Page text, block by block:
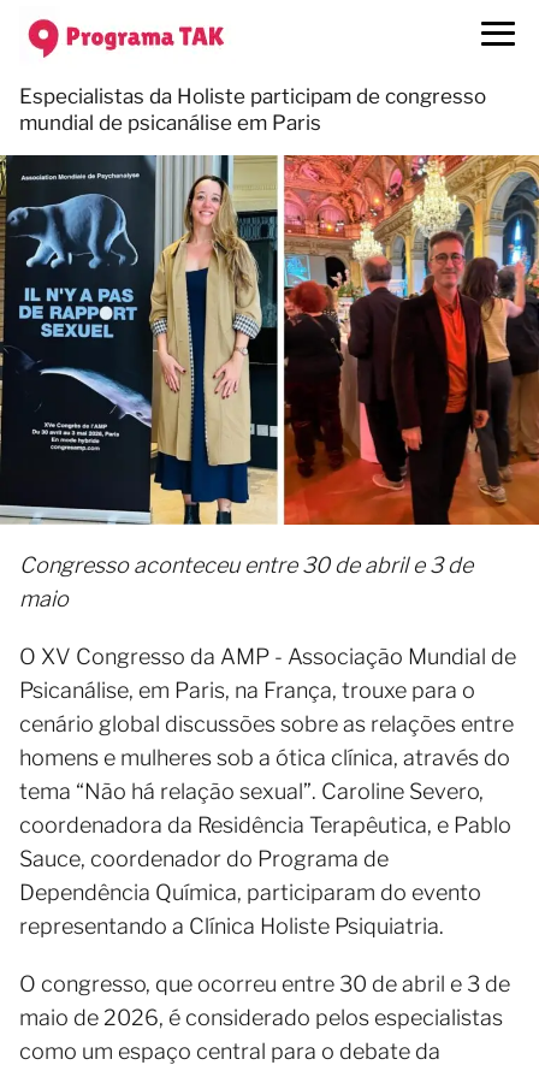
Especialistas da Holiste participam de congresso
mundial de psicanálise em Paris
Congresso aconteceu entre 30 de abril e 3 de
maio
O XV Congresso da AMP - Associação Mundial de
Psicanálise, em Paris, na França, trouxe para o
cenário global discussões sobre as relações entre
homens e mulheres sob a ótica clínica, através do
tema “Não há relação sexual”. Caroline Severo,
coordenadora da Residência Terapêutica, e Pablo
Sauce, coordenador do Programa de
Dependência Química, participaram do evento
representando a Clínica Holiste Psiquiatria.
O congresso, que ocorreu entre 30 de abril e 3 de
maio de 2026, é considerado pelos especialistas
como um espaço central para o debate da